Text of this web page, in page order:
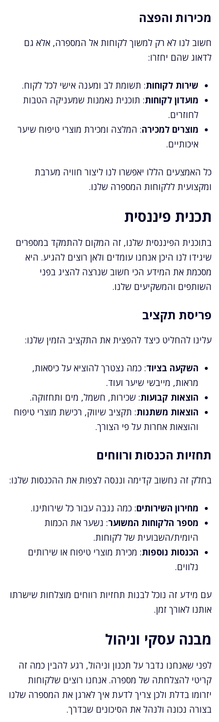
מכירות והפצה
חשוב לנו לא רק למשוך לקוחות אל המספרה, אלא גם
לדאוג שהם יחזרו:
שירות לקוחות: תשומת לב ומענה אישי לכל לקוח.
מועדון לקוחות: תוכנית נאמנות שמעניקה הטבות
לחוזרים.
מוצרים למכירה: המלצה ומכירת מוצרי טיפוח שיער
איכותיים.
כל האמצעים הללו יאפשרו לנו ליצור חוויה מערבת
ומקצועית ללקוחות המספרה שלנו.
תכנית פיננסית
בתוכנית הפיננסית שלנו, זה המקום להתמקד במספרים
שיגידו לנו היכן אנחנו עומדים ולאן רוצים להגיע. היא
מסכמת את המידע הכי חשוב שנרצה להציג בפני
השותפים והמשקיעים שלנו.
פריסת תקציב
עלינו להחליט כיצד להפצית את התקציב הזמין שלנו:
השקעה בציוד: כמה נצטרך להוציא על כיסאות,
מראות, מייבשי שיער ועוד.
הוצאות קבועות: שכירות, חשמל, מים ותחזוקה.
הוצאות משתנות: תקציב שיווק, רכישת מוצרי טיפוח
והוצאות אחרות על פי הצורך.
תחזיות הכנסות ורווחים
בחלק זה נחשוב קדימה וננסה לצפות את ההכנסות שלנו:
מחירון השירותים: כמה נגבה עבור כל שירותינו.
מספר הלקוחות המשוער: נשער את הכמות
היומית/השבועית של לקוחות.
הכנסות נוספות: מכירת מוצרי טיפוח או שירותים
נלווים.
עם מידע זה נוכל לבנות תחזיות רווחים מוצלחות שישרתו
אותנו לאורך זמן.
מבנה עסקי וניהול
לפני שאנחנו נדבר על תכנון וניהול, רגע להבין כמה זה
קריטי להצלחתה של מספרה. אנחנו רוצים שלקוחות
יזרומו בדלת ולכן צריך לדעת איך לארגן את המספרה שלנו
בצורה נכונה ולנהל את הסיכונים שבדרך.